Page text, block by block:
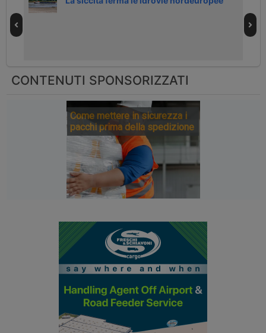
CONTENUTI SPONSORIZZATI
Come mettere in sicurezza i
pacchi prima della spedizione